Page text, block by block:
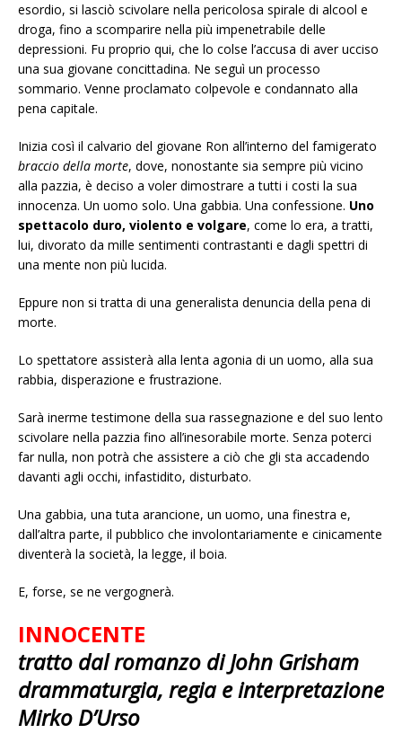
esordio, si lasciò scivolare nella pericolosa spirale di alcool e
droga, fino a scomparire nella più impenetrabile delle
depressioni. Fu proprio qui, che lo colse l’accusa di aver ucciso
una sua giovane concittadina. Ne seguì un processo
sommario. Venne proclamato colpevole e condannato alla
pena capitale.
Inizia così il calvario del giovane Ron all’interno del famigerato
braccio della morte, dove, nonostante sia sempre più vicino
alla pazzia, è deciso a voler dimostrare a tutti i costi la sua
innocenza. Un uomo solo. Una gabbia. Una confessione. Uno
spettacolo duro, violento e volgare, come lo era, a tratti,
lui, divorato da mille sentimenti contrastanti e dagli spettri di
una mente non più lucida.
Eppure non si tratta di una generalista denuncia della pena di
morte.
Lo spettatore assisterà alla lenta agonia di un uomo, alla sua
rabbia, disperazione e frustrazione.
Sarà inerme testimone della sua rassegnazione e del suo lento
scivolare nella pazzia fino all’inesorabile morte. Senza poterci
far nulla, non potrà che assistere a ciò che gli sta accadendo
davanti agli occhi, infastidito, disturbato.
Una gabbia, una tuta arancione, un uomo, una finestra e,
dall’altra parte, il pubblico che involontariamente e cinicamente
diventerà la società, la legge, il boia.
E, forse, se ne vergognerà.
INNOCENTE
tratto dal romanzo di John Grisham
drammaturgia, regia e interpretazione
Mirko D’Urso